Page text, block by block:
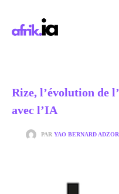
Rize, l’évolution de
avec l’IA
PAR YAO BERNARD